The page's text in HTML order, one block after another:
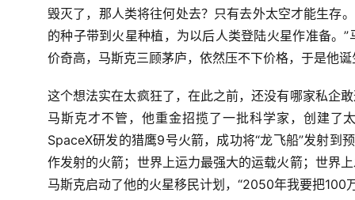
毁灭了， 那人类将往何处去？ 只有去外太空才能生存
的种子带到火星种植， 为以后人类登陆火星作准备。”
价奇高， 马斯克三顾茅庐， 依然压不下价格， 于是他
这个想法实在太疯狂了，在此之前，还没有哪家私企
马斯克才不管，他重金招揽了一批科学家，创建了
SpaceX研发的猎鹰9号火箭，成功将“龙飞船”发射到
作发射的火箭；世界上运力最强大的运载火箭；世界
马斯克启动了他的火星移民计划，“2050年我要把100